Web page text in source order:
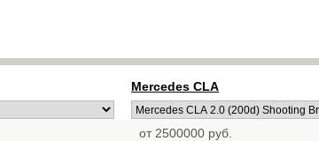
Mercedes CLA
от 2500000 руб.